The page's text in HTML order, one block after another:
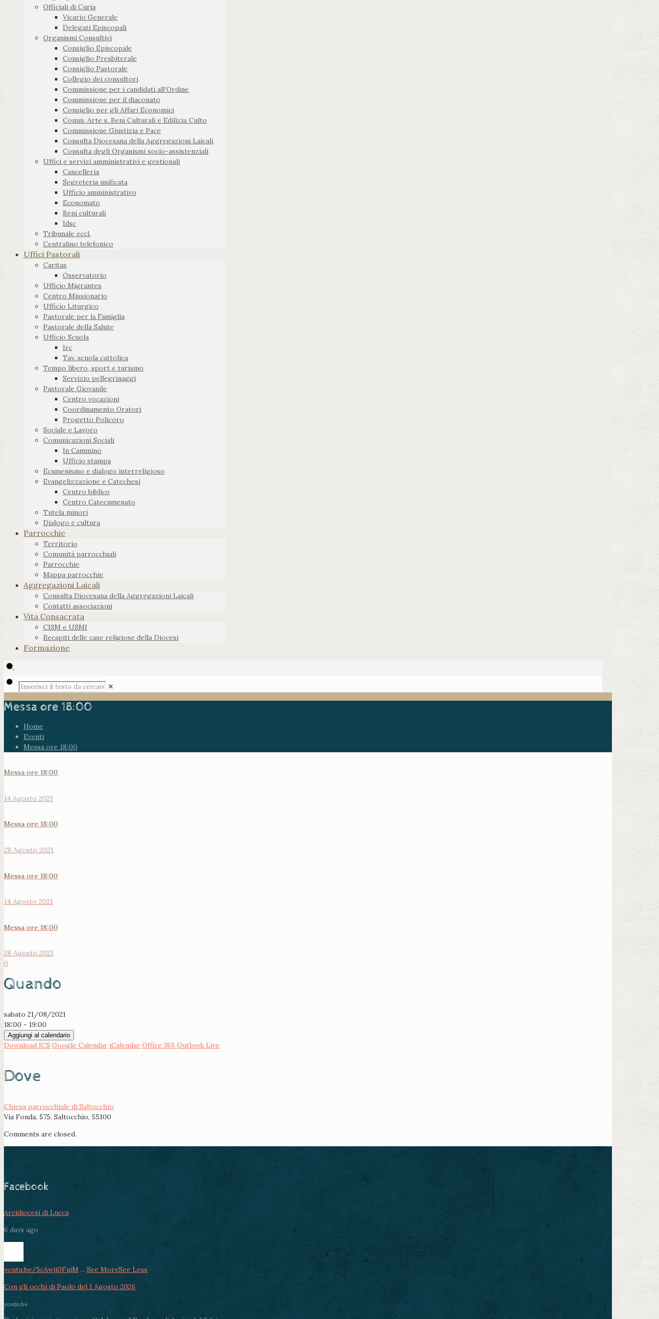
Officiali di Curia
Vicario Generale
Delegati Episcopali
Organismi Consultivi
Consiglio Episcopale
Consiglio Presbiterale
Consiglio Pastorale
Collegio dei consultori
Commissione per i candidati all’Ordine
Commissione per il diaconato
Consiglio per gli Affari Economici
Comm. Arte s. Beni Culturali e Edilizia Culto
Commissione Giustizia e Pace
Consulta Diocesana della Aggregazioni Laicali
Consulta degli Organismi socio-assistenziali
Uffici e servizi amministrativi e gestionali
Cancelleria
Segreteria unificata
Ufficio amministrativo
Economato
Beni culturali
Idsc
Tribunale eccl.
Centralino telefonico
Uffici Pastorali
Caritas
Osservatorio
Ufficio Migrantes
Centro Missionario
Ufficio Liturgico
Pastorale per la Famiglia
Pastorale della Salute
Ufficio Scuola
Irc
Tav. scuola cattolica
Tempo libero, sport e turismo
Servizio pellegrinaggi
Pastorale Giovanile
Centro vocazioni
Coordinamento Oratori
Progetto Policoro
Sociale e Lavoro
Comunicazioni Sociali
In Cammino
Ufficio stampa
Ecumenismo e dialogo interreligioso
Evangelizzazione e Catechesi
Centro biblico
Centro Catecumenato
Tutela minori
Dialogo e cultura
Parrocchie
Territorio
Comunità parrocchiali
Parrocchie
Mappa parrocchie
Aggregazioni Laicali
Consulta Diocesana della Aggregazioni Laicali
Contatti associazioni
Vita Consacrata
CISM e USMI
Recapiti delle case religiose della Diocesi
Formazione
✕
Messa ore 18:00
Home
Eventi
Messa ore 18:00
Messa ore 18:00
14 Agosto 2021
Messa ore 18:00
28 Agosto 2021
Messa ore 18:00
14 Agosto 2021
Messa ore 18:00
28 Agosto 2021
0
Quando
sabato 21/08/2021
18:00 - 19:00
Aggiungi al calendario
Download ICS Google Calendar iCalendar Office 365 Outlook Live
Dove
Chiesa parrocchiale di Saltocchio
Via Fonda, 575, Saltocchio, 55100
Comments are closed.
Facebook
Arcidiocesi di Lucca
6 days ago
youtu.be/5cAwjj0FujM ... See MoreSee Less
Con gli occhi di Paolo del 1 Agosto 2026
youtu.be